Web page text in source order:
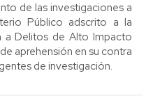
de las investigaciones a
Público adscrito a la
a Delitos de Alto Impacto
aprehensión en su contra
de investigación.